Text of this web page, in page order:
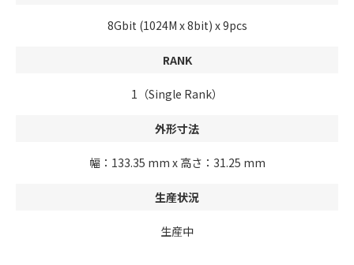
8Gbit (1024M x 8bit) x 9pcs
RANK
1（Single Rank）
外形寸法
幅：133.35 mm x 高さ：31.25 mm
生産状況
生産中